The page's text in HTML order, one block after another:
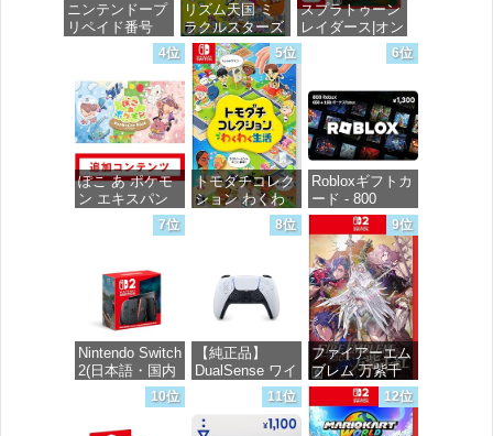
ニンテンドープ
リペイド番号
1000円|オンラ
価格：¥1,000
リズム天国 ミ
ラクルスターズ
-Switch
価格：¥5,595
スプラトゥーン
レイダース|オン
ラインコード版
4位
ぽこ あ ポケモ
ン エキスパン
ションパス|オン
ラインコード版
価格：¥4,400
5位
トモダチコレク
ション わくわ
く生活 -Switch
6位
Robloxギフトカ
ード - 800
Robux 【限定バ
ーチャルアイテ
ムを含む】
【オンラインゲ
ームコード】
ロブロックス |
オンラインコー
ド版
価格：¥1,300
7位
Nintendo Switch
2(日本語・国内
価格：¥55,491
8位
【純正品】
DualSense ワイ
ヤレスコントロ
ーラー(CFI-
ZCT2J)
9位
ファイアーエム
ブレム 万紫千
紅 -Switch2
価格：¥8,979
10位 11位 12位